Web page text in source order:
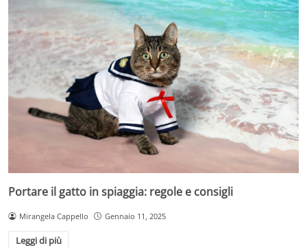
Portare il gatto in spiaggia: regole e consigli
Mirangela Cappello Gennaio 11, 2025
Leggi di più